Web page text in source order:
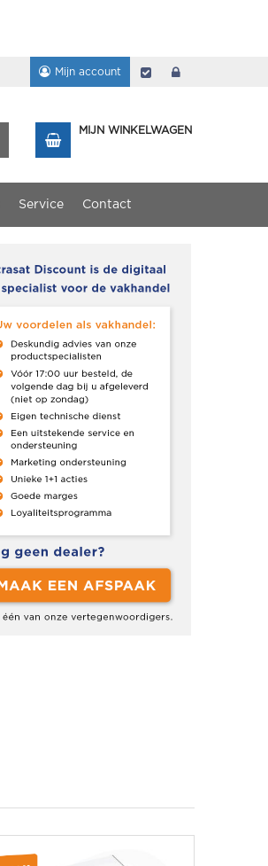
Mijn account Afrekenen
MIJN WINKELWAGEN
Service Contact